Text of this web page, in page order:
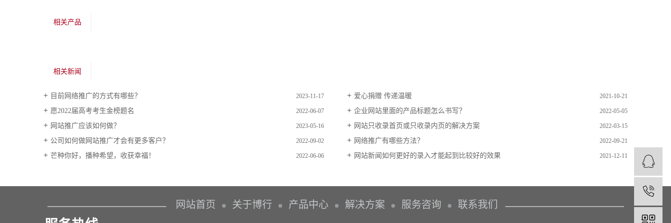
相关产品
相关新闻
目前网络推广的方式有哪些？ 2023-11-17 爱心捐赠 传递温暖 2021-10-21
愿2022届高考考生金榜题名 2022-06-07 企业网站里面的产品标题怎么书写？ 2022-05-05
网站推广应该如何做？ 2023-05-16 网站只收录首页或只收录内页的解决方案 2022-03-15
公司如何做网站推广才会有更多客户？ 2022-09-02 网络推广有哪些方法？ 2022-09-21
芒种你好，播种希望，收获幸福！ 2022-06-06 网站新闻如何更好的录入才能起到比较好的效果 2021-12-11
网站首页 关于博行 产品中心 解决方案 服务咨询 联系我们